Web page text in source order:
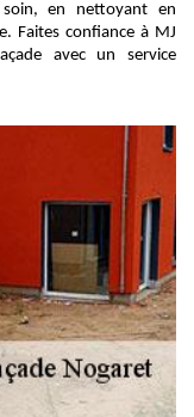
en nettoyant en
Faites confiance à MJ
avec un service